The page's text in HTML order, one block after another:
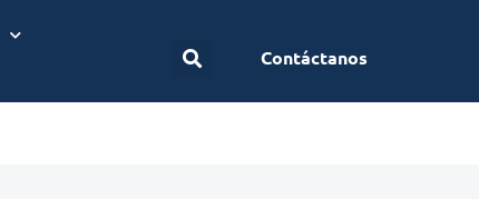
Contáctanos